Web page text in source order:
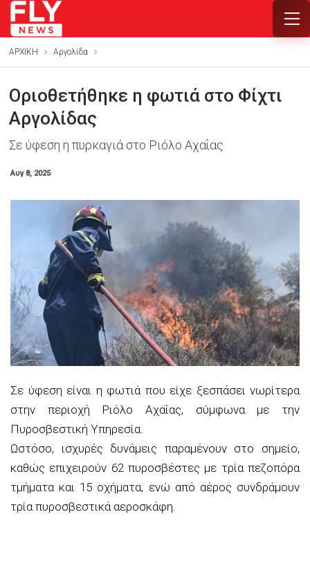
ΑΡΧΙΚΗ Αργολίδα
Οριοθετήθηκε η φωτιά στο Φίχτι
Αργολίδας
Σε ύφεση η πυρκαγιά στο Ριόλο Αχαΐας
Αυγ 8, 2025
Σε ύφεση είναι η φωτιά που είχε ξεσπάσει νωρίτερα
στην περιοχή Ριόλο Αχαΐας, σύμφωνα με την
Πυροσβεστική Υπηρεσία.
Ωστόσο, ισχυρές δυνάμεις παραμένουν στο σημείο,
καθώς επιχειρούν 62 πυροσβέστες με τρία πεζοπόρα
τμήματα και 15 οχήματα, ενώ από αέρος συνδράμουν
τρία πυροσβεστικά αεροσκάφη.